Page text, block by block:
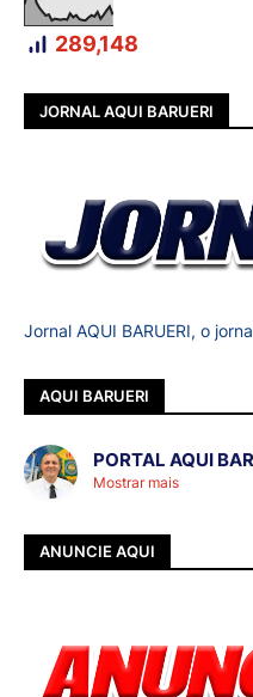
289,148
JORNAL AQUI BARUERI
Jornal AQUI BARUERI, o
AQUI BARUERI
PORTAL AQUI
Mostrar mais
ANUNCIE AQUI